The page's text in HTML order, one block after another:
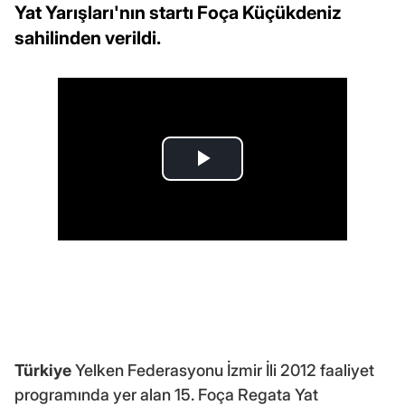
Yat Yarışları'nın startı Foça Küçükdeniz
sahilinden verildi.
TürkiyeYelken Federasyonu İzmir İli 2012 faaliyet
programında yer alan 15. Foça Regata Yat